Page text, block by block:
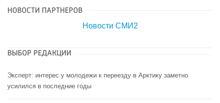
НОВОСТИ ПАРТНЕРОВ
Новости СМИ2
ВЫБОР РЕДАКЦИИ
Эксперт: интерес у молодежи к переезду в Арктику заметно
усилился в последние годы